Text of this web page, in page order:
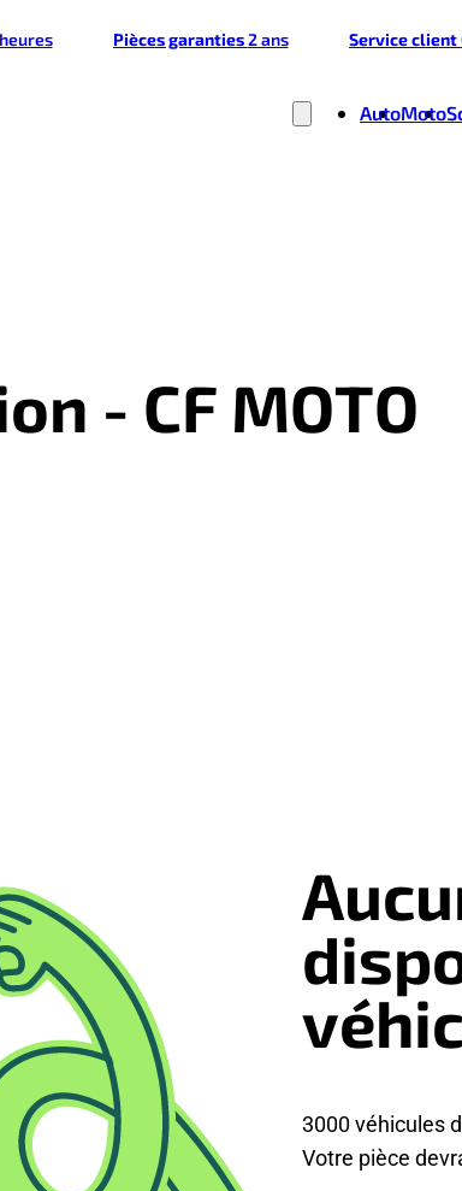
Pièces garanties2 ans Service client
AutoMoto
- CF MOTO
3000 véhicules
Votre pièce